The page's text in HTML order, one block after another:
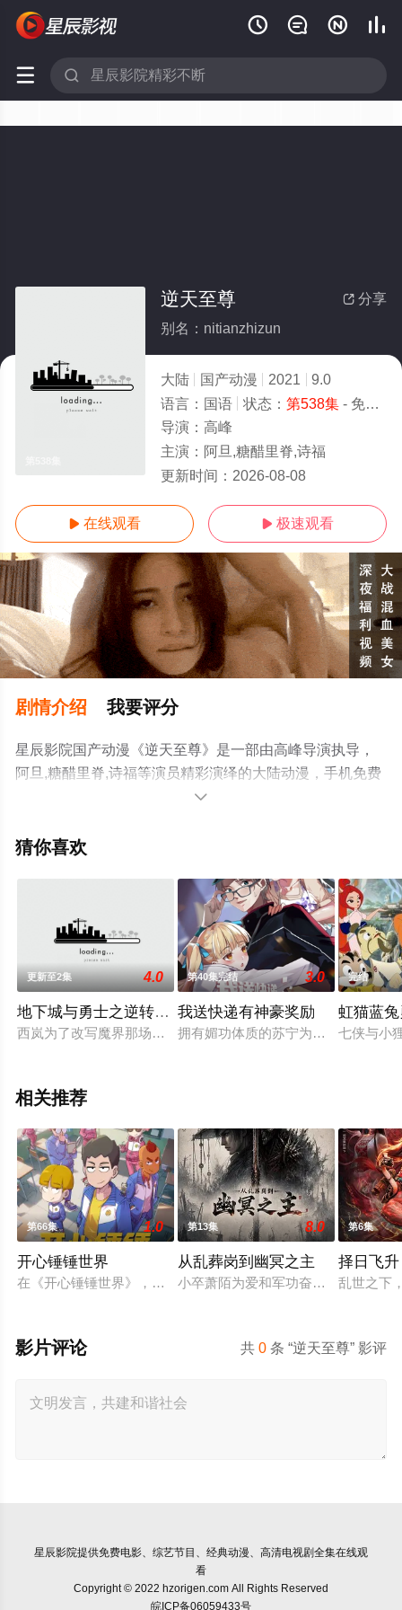
   
 
 分享
逆天至尊
别名：nitianzhizun
大陆 国产动漫 2021
9.0
语言： 国语 状态： 第538集- 免费在线观看
导演： 高峰
主演： 阿旦,糖醋里脊,诗福
更新时间： 2026-08-08
 在线观看  极速观看
剧情介绍 我要评分
星辰影院国产动漫《逆天至尊》是一部由高峰导演执导，
阿旦,糖醋里脊,诗福等演员精彩演绎的大陆动漫，手机免费
观看高清无删减完整版动漫全集就上星辰电影网，更多相

猜你喜欢
更新至2集 4.0
地下城与勇士之逆转之轮 普通话版
西岚为了改写魔界那场大战的结局踏上时空之旅，与一心寻找“
第40集完结 3.0
我送快递有神豪奖励
拥有媚功体质的苏宁为了过上平凡人
完结
虹猫蓝
七侠与小
相关推荐
第66集 1.0
开心锤锤世界
在《开心锤锤世界》，生活着乐观善良的少年锤锤和他性格各
第13集 8.0
从乱葬岗到幽冥之主
小卒萧陌为爱和军功奋斗三年，却被
第6集
择日飞升
乱世之下
共0 条 “逆天至尊” 影评
影片评论
星辰影院提供免费电影、综艺节目、经典动漫、高清电视剧全集在线观
看
Copyright © 2022 hzorigen.com All Rights Reserved
皖ICP备06059433号